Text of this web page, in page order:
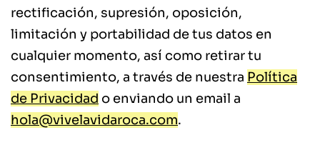
rectificación, supresión, oposición,
limitación y portabilidad de tus datos en
cualquier momento, así como retirar tu
consentimiento, a través de nuestra Política
de Privacidad o enviando un email a
hola@vivelavidaroca.com.